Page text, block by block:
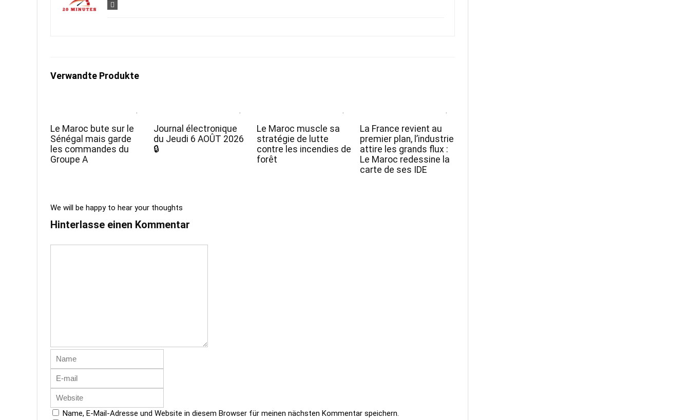
Verwandte Produkte
Le Maroc bute sur le
Sénégal mais garde
les commandes du
Groupe A
Journal électronique
du Jeudi 6 AOÛT 2026
🔒
Le Maroc muscle sa
stratégie de lutte
contre les incendies de
forêt
La France revient au
premier plan, l’industrie
attire les grands flux :
Le Maroc redessine la
carte de ses IDE
We will be happy to hear your thoughts
Hinterlasse einen Kommentar
Name, E-Mail-Adresse und Website in diesem Browser für meinen nächsten Kommentar speichern.